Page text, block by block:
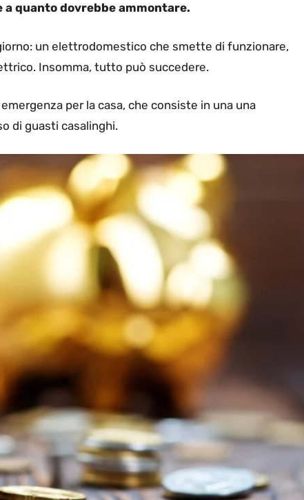
quanto dovrebbe ammontare.
un elettrodomestico che smette di funzionare,
Insomma, tutto può succedere.
per la casa, che consiste in una una
di guasti casalinghi.